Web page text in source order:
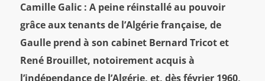
Camille Galic : A peine réinstallé au pouvoir
grâce aux tenants de l’Algérie française, de
Gaulle prend à son cabinet Bernard Tricot et
René Brouillet, notoirement acquis à
l’indépendance de l’Algérie, et, dès février 1960,